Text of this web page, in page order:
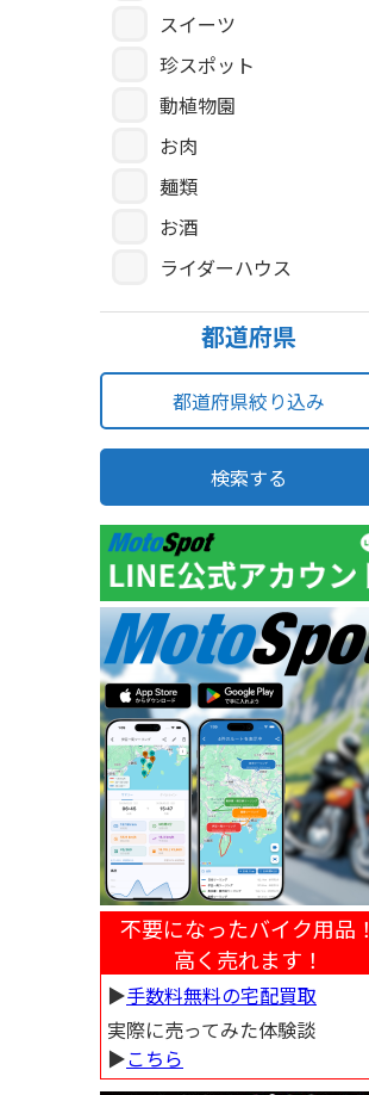
スイーツ
珍スポット
動植物園
お肉
麺類
お酒
ライダーハウス
都道府県
都道府県絞り込み
検索する
不要になったバイク用品！
高く売れます！
▶︎手数料無料の宅配買取
実際に売ってみた体験談
▶︎こちら